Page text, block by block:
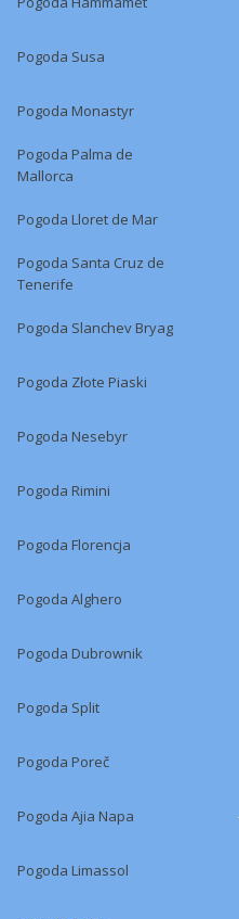
Pogoda Susa
Pogoda Monastyr
Pogoda Palma de
Mallorca
Pogoda Lloret de Mar
Pogoda Santa Cruz de
Tenerife
Pogoda Slanchev Bryag
Pogoda Złote Piaski
Pogoda Nesebyr
Pogoda Rimini
Pogoda Florencja
Pogoda Alghero
Pogoda Dubrownik
Pogoda Split
Pogoda Poreč
Pogoda Ajia Napa
Pogoda Limassol